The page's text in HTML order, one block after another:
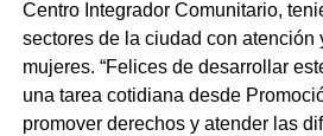
Centro Integrador Comunitario,
sectores de la ciudad con atención
mujeres. “Felices de desarrollar
una tarea cotidiana desde
promover derechos y atender las